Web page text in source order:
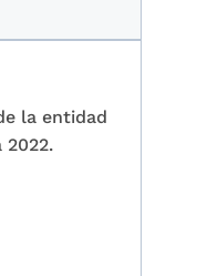
la entidad